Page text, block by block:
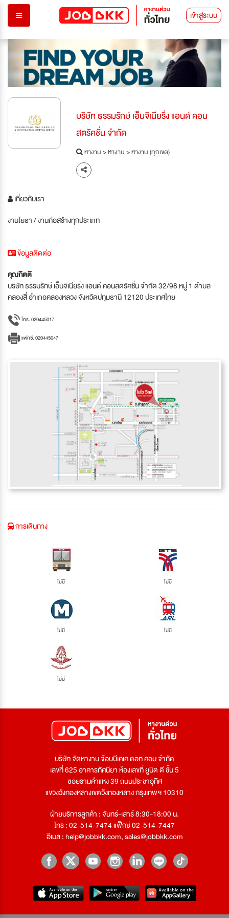
เข้าสู่ระบบ
บริษัท ธรรมรักษ์ เอ็นจิเนียริ่ง แอนด์ คอน
สตรัคชั่น จำกัด
หางาน>หางาน>หางาน (ทุกเขต)
เกี่ยวกับเรา
งานโยธา / งานก่อสร้างทุกประเภท
ข้อมูลติดต่อ
คุณกิตติ
บริษัท ธรรมรักษ์ เอ็นจิเนียริ่ง แอนด์ คอนสตรัคชั่น จำกัด 32/98 หมู่ 1 ตำบล
คลองสี่ อำเภอคลองหลวง จังหวัดปทุมธานี 12120 ประเทศไทย
โทร. 020445017
แฟกซ์. 020445047
การเดินทาง
ไม่มี ไม่มี
ไม่มี ไม่มี
ไม่มี
บริษัท จัดหางาน จ๊อบบีเคเค ดอท คอม จำกัด
เลขที่ 625 อาคารทัศนียา ห้องเลขที่ ยูนิต ดี ชั้น 5
ซอยรามคำแหง 39 ถนนประชาอุทิศ
แขวงวังทองหลางเขตวังทองหลาง กรุงเทพฯ 10310
ฝ่ายบริการลูกค้า : จันทร์-เสาร์ 8:30-18:00 น.
โทร : 02-514-7474 แฟ็กซ์ 02-514-7447
อีเมล :help@jobbkk.com,sales@jobbkk.com